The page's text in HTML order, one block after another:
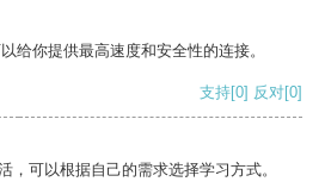
给你提供最高速度和安全性的连接。
支持[0] 反对[0]
，可以根据自己的需求选择学习方式。